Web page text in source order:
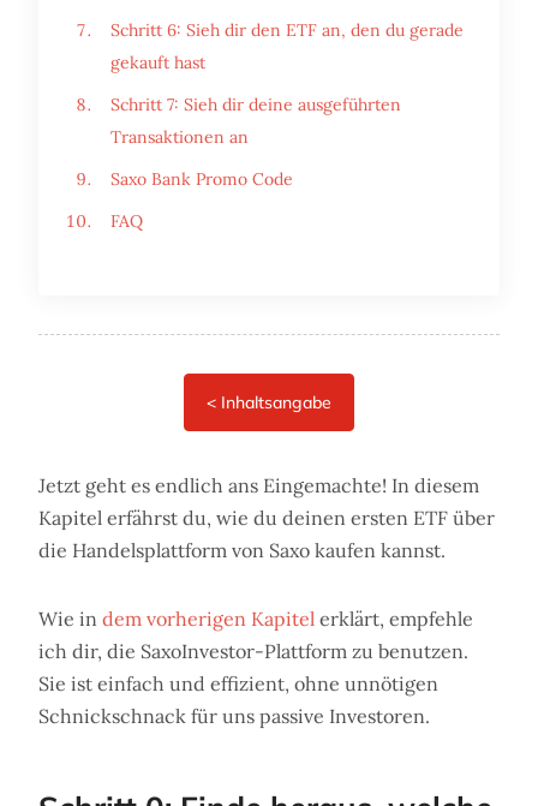
Schritt 6: Sieh dir den ETF an, den du gerade
gekauft hast
Schritt 7: Sieh dir deine ausgeführten
Transaktionen an
Saxo Bank Promo Code
FAQ
Jetzt geht es endlich ans Eingemachte! In diesem
Kapitel erfährst du, wie du deinen ersten ETF über
die Handelsplattform von Saxo kaufen kannst.
Wie in dem vorherigen Kapitel erklärt, empfehle
ich dir, die SaxoInvestor-Plattform zu benutzen.
Sie ist einfach und effizient, ohne unnötigen
Schnickschnack für uns passive Investoren.